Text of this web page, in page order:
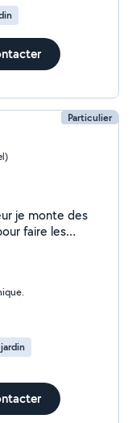
si une de
se
Particulier
je monte des
faire les
sympathique.